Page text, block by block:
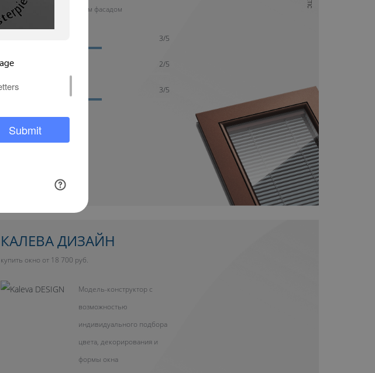
алюминиевым фасадом
3/5
Cнижение шума 2/5
Дополнительный свет 3/5
КАЛЕВА ДИЗАЙН
купить окно от 18 700 руб.
Модель-конструктор с
возможностью
индивидуального подбора
цвета, декорирования и
формы окна